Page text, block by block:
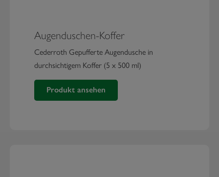
Augenduschen-Koffer
Cederroth Gepufferte Augendusche in
durchsichtigem Koffer (5 x 500 ml)
Produkt ansehen
Augenduschen-Koffer